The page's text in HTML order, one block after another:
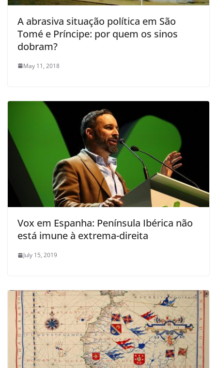
A abrasiva situação política em São
Tomé e Príncipe: por quem os sinos
dobram?
May 11, 2018
Vox em Espanha: Península Ibérica não
está imune à extrema-direita
July 15, 2019